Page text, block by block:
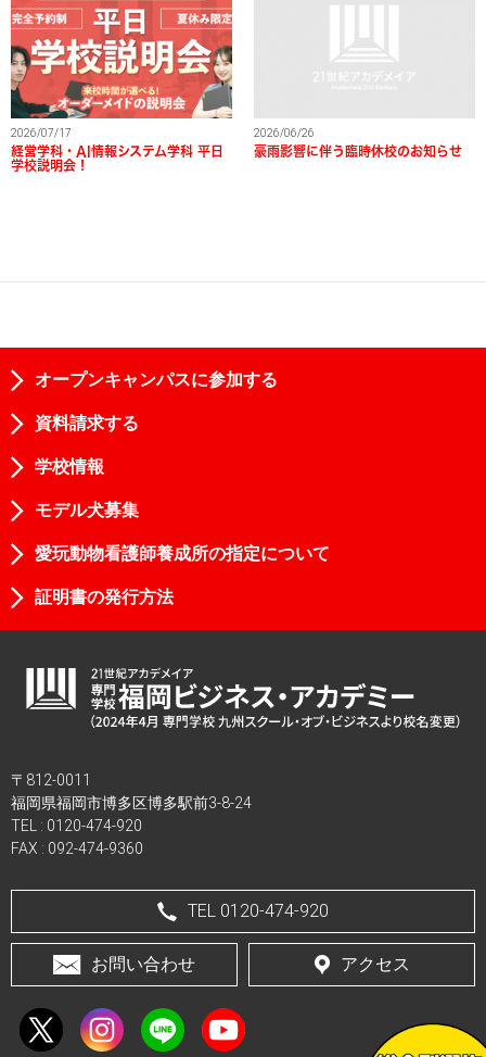
2026/07/17
経営学科・AI情報システム学科 平日
学校説明会！
2026/06/26
豪雨影響に伴う臨時休校のお知らせ
オープンキャンパスに参加する
資料請求する
学校情報
モデル犬募集
愛玩動物看護師養成所の指定について
証明書の発行方法
〒812-0011
福岡県福岡市博多区博多駅前3-8-24
TEL : 0120-474-920
FAX : 092-474-9360
TEL 0120-474-920
お問い合わせ アクセス